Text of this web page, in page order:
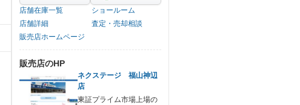
店舗在庫一覧
ショールーム
店舗詳細
査定・売却相談
販売店ホームページ
販売店のHP
ネクステージ 福山神辺
店
東証プライム市場上場の